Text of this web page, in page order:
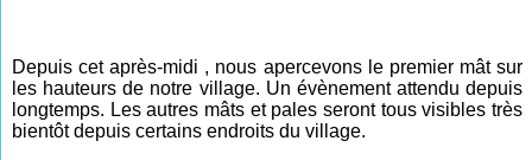
Depuis cet après-midi , nous apercevons le premier mât sur
les hauteurs de notre village. Un évènement attendu depuis
longtemps. Les autres mâts et pales seront tous visibles très
bientôt depuis certains endroits du village.